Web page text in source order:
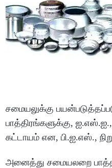
சமையலுக்கு
பாத்திரங்களுக்கு,
கட்டாயம் என, பி.ஐ.எஸ்.,
அனைத்து சமையலறை